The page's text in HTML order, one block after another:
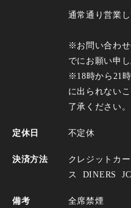
通常通り営業し
※お問い合わせ
でにお願い申し
※18時から21
に出られない
了承ください。
定休日 不定休
決済方法 クレジットカ
ス
DINERS
備考
全席禁煙